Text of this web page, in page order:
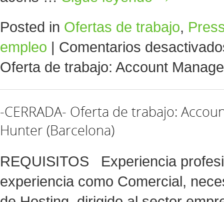
Posted in Ofertas de trabajo,
empleo | Comentarios
Oferta de trabajo: Account
-CERRADA- Oferta de trabajo:
Hunter (Barcelona)
REQUISITOS Experiencia
experiencia como Comercial,